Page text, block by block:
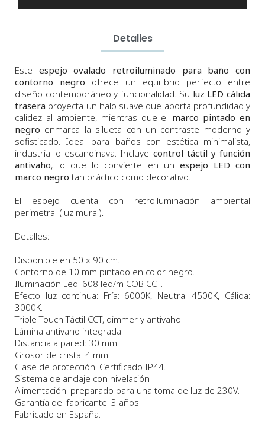
Detalles
Este espejo ovalado retroiluminado para baño con
contorno negro ofrece un equilibrio perfecto entre
diseño contemporáneo y funcionalidad. Su luz LED cálida
trasera proyecta un halo suave que aporta profundidad y
calidez al ambiente, mientras que el marco pintado en
negro enmarca la silueta con un contraste moderno y
sofisticado. Ideal para baños con estética minimalista,
industrial o escandinava. Incluye control táctil y función
antivaho, lo que lo convierte en un espejo LED con
marco negro tan práctico como decorativo.
El espejo cuenta con retroiluminación ambiental
perimetral (luz mural).
Detalles:
Disponible en 50 x 90 cm.
Contorno de 10 mm pintado en color negro.
Iluminación Led: 608 led/m COB CCT.
Efecto luz continua: Fría: 6000K, Neutra: 4500K, Cálida:
3000K.
Triple Touch Táctil CCT, dimmer y antivaho
Lámina antivaho integrada.
Distancia a pared: 30 mm.
Grosor de cristal 4 mm
Clase de protección: Certificado IP44.
Sistema de anclaje con nivelación
Alimentación: preparado para una toma de luz de 230V.
Garantía del fabricante: 3 años.
Fabricado en España.